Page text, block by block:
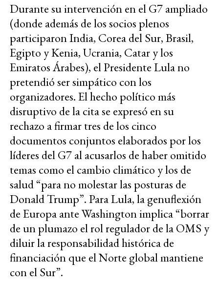
Durante su intervención en el G7 ampliado
(donde además de los socios plenos
participaron India, Corea del Sur, Brasil,
Egipto y Kenia, Ucrania, Catar y los
Emiratos Árabes), el Presidente Lula no
pretendió ser simpático con los
organizadores. El hecho político más
disruptivo de la cita se expresó en su
rechazo a firmar tres de los cinco
documentos conjuntos elaborados por los
líderes del G7 al acusarlos de haber omitido
temas como el cambio climático y los de
salud “para no molestar las posturas de
Donald Trump”. Para Lula, la genuflexión
de Europa ante Washington implica “borrar
de un plumazo el rol regulador de la OMS y
diluir la responsabilidad histórica de
financiación que el Norte global mantiene
con el Sur”.